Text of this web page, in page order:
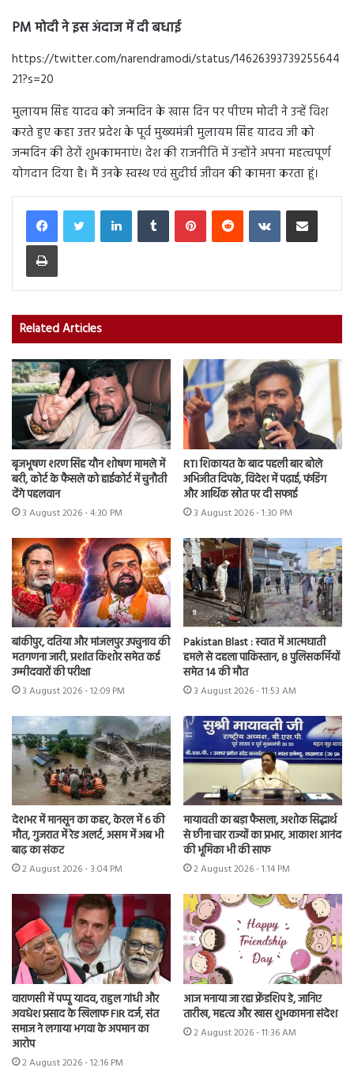
PM मोदी ने इस अंदाज में दी बधाई
https://twitter.com/narendramodi/status/14626393739255644
21?s=20
मुलायम सिंह यादव को जन्मदिन के खास दिन पर पीएम मोदी ने उन्हें विश
करते हुए कहा उत्तर प्रदेश के पूर्व मुख्यमंत्री मुलायम सिंह यादव जी को
जन्मदिन की ढेरों शुभकामनाएं। देश की राजनीति में उन्होंने अपना महत्वपूर्ण
योगदान दिया है। मैं उनके स्वस्थ एवं सुदीर्घ जीवन की कामना करता हूं।
LinkedInTumblr PinterestReddit VKontakteShare via Email
Print
Related Articles
बृजभूषण शरण सिंह यौन शोषण मामले में
बरी, कोर्ट के फैसले को हाईकोर्ट में चुनौती
देंगे पहलवान
3 August 2026 - 4:30 PM
RTI शिकायत के बाद पहली बार बोले
अभिजीत दिपके, विदेश में पढ़ाई, फंडिंग
और आर्थिक स्रोत पर दी सफाई
3 August 2026 - 1:30 PM
बांकीपुर, दतिया और मांजलपुर उपचुनाव की
मतगणना जारी, प्रशांत किशोर समेत कई
उम्मीदवारों की परीक्षा
3 August 2026 - 12:09 PM
Pakistan Blast : स्वात में आत्मघाती
हमले से दहला पाकिस्तान, 8 पुलिसकर्मियों
समेत 14 की मौत
3 August 2026 - 11:53 AM
देशभर में मानसून का कहर, केरल में 6 की
मौत, गुजरात में रेड अलर्ट, असम में अब भी
बाढ़ का संकट
2 August 2026 - 3:04 PM
मायावती का बड़ा फैसला, अशोक सिद्धार्थ
से छीना चार राज्यों का प्रभार, आकाश आनंद
की भूमिका भी की साफ
2 August 2026 - 1:14 PM
वाराणसी में पप्पू यादव, राहुल गांधी और
अवधेश प्रसाद के खिलाफ FIR दर्ज, संत
समाज ने लगाया भगवा के अपमान का
आरोप
2 August 2026 - 12:16 PM
आज मनाया जा रहा फ्रेंडशिप डे, जानिए
तारीख, महत्व और खास शुभकामना संदेश
2 August 2026 - 11:36 AM